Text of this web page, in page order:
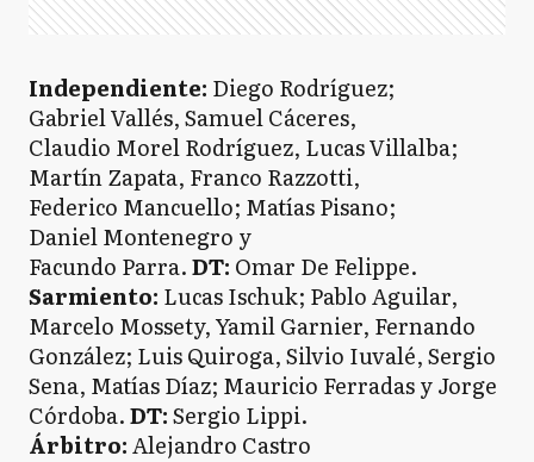
Independiente: Diego Rodríguez;
Gabriel Vallés, Samuel Cáceres,
Claudio Morel Rodríguez, Lucas Villalba;
Martín Zapata, Franco Razzotti,
Federico Mancuello; Matías Pisano;
Daniel Montenegro y
Facundo Parra.DT: Omar De Felippe.
Sarmiento: Lucas Ischuk; Pablo Aguilar,
Marcelo Mossety, Yamil Garnier, Fernando
González; Luis Quiroga, Silvio Iuvalé, Sergio
Sena, Matías Díaz; Mauricio Ferradas y Jorge
Córdoba.DT:Sergio Lippi.
Árbitro:Alejandro Castro